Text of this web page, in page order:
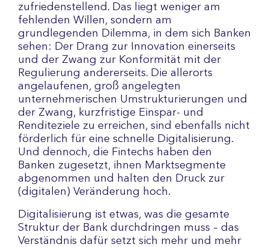
zufriedenstellend. Das liegt weniger am
fehlenden Willen, sondern am
grundlegenden Dilemma, in dem sich Banken
sehen: Der Drang zur Innovation einerseits
und der Zwang zur Konformität mit der
Regulierung andererseits. Die allerorts
angelaufenen, groß angelegten
unternehmerischen Umstrukturierungen und
der Zwang, kurzfristige Einspar- und
Renditeziele zu erreichen, sind ebenfalls nicht
förderlich für eine schnelle Digitalisierung.
Und dennoch, die Fintechs haben den
Banken zugesetzt, ihnen Marktsegmente
abgenommen und halten den Druck zur
(digitalen) Veränderung hoch.
Digitalisierung ist etwas, was die gesamte
Struktur der Bank durchdringen muss – das
Verständnis dafür setzt sich mehr und mehr